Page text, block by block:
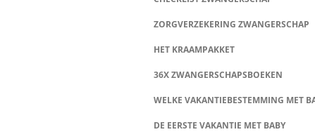
ZORGVERZEKERING ZWANGERSCHAP
HET KRAAMPAKKET
36X ZWANGERSCHAPSBOEKEN
WELKE VAKANTIEBESTEMMING MET
DE EERSTE VAKANTIE MET BABY